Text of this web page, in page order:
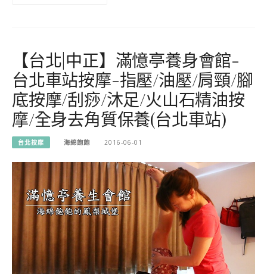
【台北|中正】滿憶亭養身會館-
台北車站按摩-指壓/油壓/肩頸/腳
底按摩/刮痧/沐足/火山石精油按
摩/全身去角質保養(台北車站)
台北按摩 海綿飽飽 2016-06-01